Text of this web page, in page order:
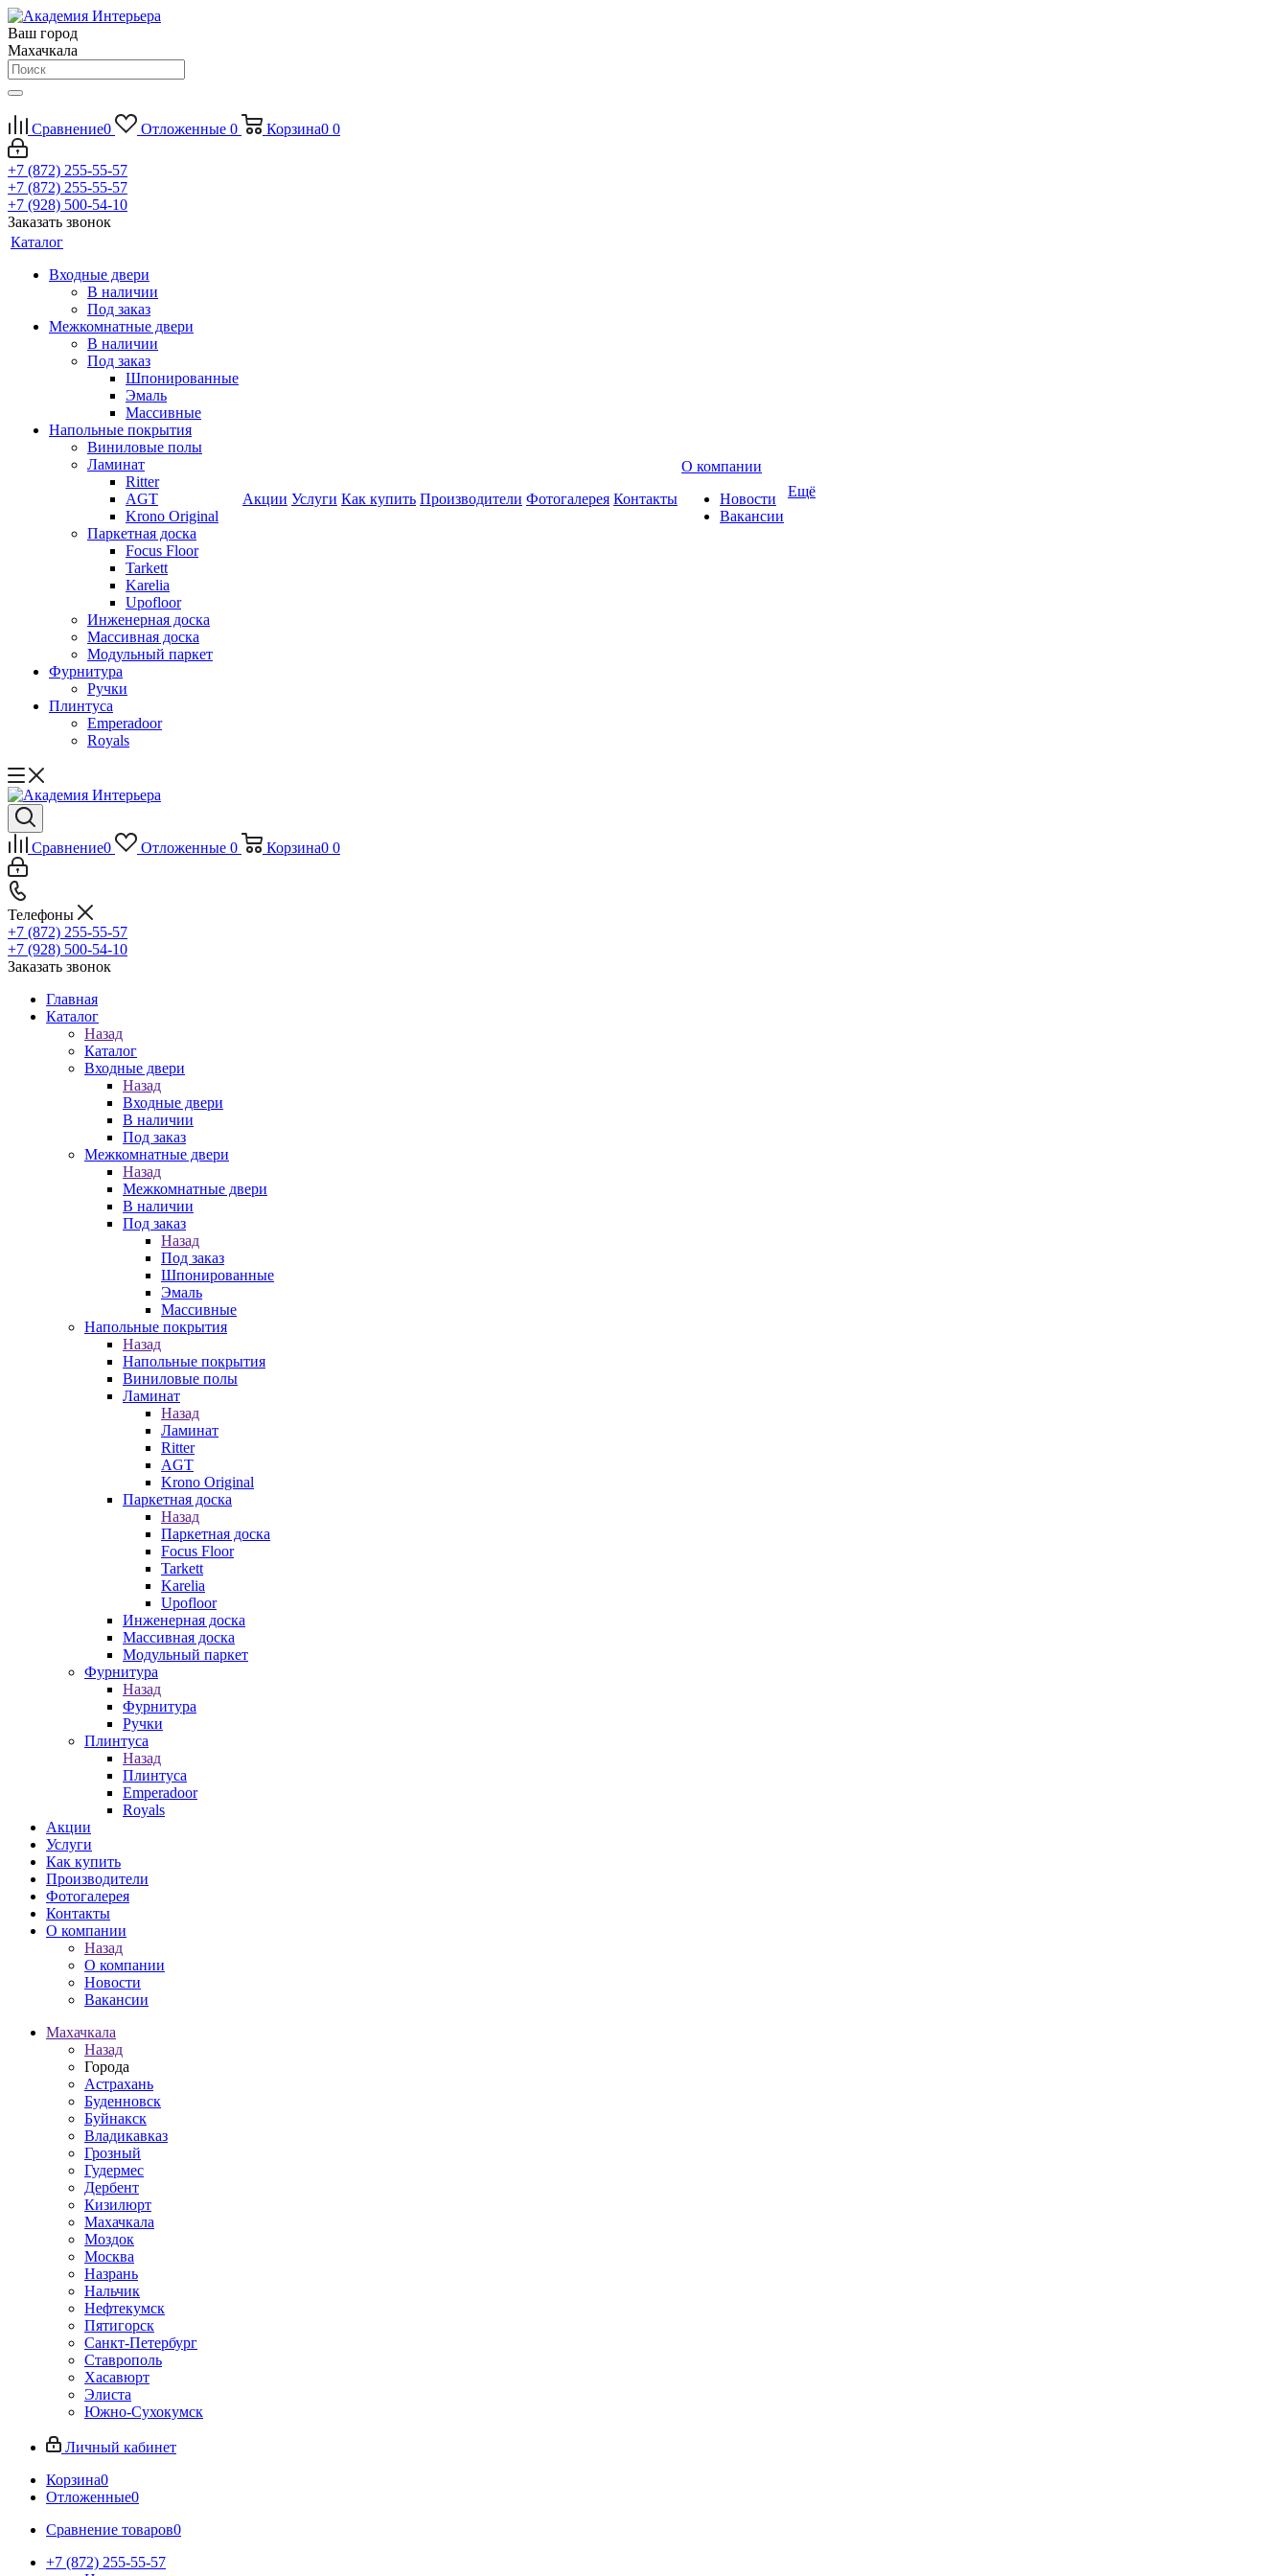
Ваш город
Махачкала
Сравнение0 Отложенные 0 Корзина0 0
+7 (872) 255-55-57
+7 (872) 255-55-57
+7 (928) 500-54-10
Заказать звонок
Каталог
Входные двери
В наличии
Под заказ
Межкомнатные двери
В наличии
Под заказ
Шпонированные
Эмаль
Массивные
Напольные покрытия
Виниловые полы
Ламинат
Ritter
AGT
Krono Original
Паркетная доска
Focus Floor
Tarkett
Karelia
Upofloor
Инженерная доска
Массивная доска
Модульный паркет
Фурнитура
Ручки
Плинтуса
Emperadoor
Royals
Акции Услуги Как купить Производители Фотогалерея Контакты
О компании
Новости
Вакансии
Ещё
Сравнение0 Отложенные 0 Корзина0 0
Телефоны
+7 (872) 255-55-57
+7 (928) 500-54-10
Заказать звонок
Главная
Каталог
Назад
Каталог
Входные двери
Назад
Входные двери
В наличии
Под заказ
Межкомнатные двери
Назад
Межкомнатные двери
В наличии
Под заказ
Назад
Под заказ
Шпонированные
Эмаль
Массивные
Напольные покрытия
Назад
Напольные покрытия
Виниловые полы
Ламинат
Назад
Ламинат
Ritter
AGT
Krono Original
Паркетная доска
Назад
Паркетная доска
Focus Floor
Tarkett
Karelia
Upofloor
Инженерная доска
Массивная доска
Модульный паркет
Фурнитура
Назад
Фурнитура
Ручки
Плинтуса
Назад
Плинтуса
Emperadoor
Royals
Акции
Услуги
Как купить
Производители
Фотогалерея
Контакты
О компании
Назад
О компании
Новости
Вакансии
Махачкала
Назад
Города
Астрахань
Буденновск
Буйнакск
Владикавказ
Грозный
Гудермес
Дербент
Кизилюрт
Махачкала
Моздок
Москва
Назрань
Нальчик
Нефтекумск
Пятигорск
Санкт-Петербург
Ставрополь
Хасавюрт
Элиста
Южно-Сухокумск
Личный кабинет
Корзина0
Отложенные0
Сравнение товаров0
+7 (872) 255-55-57